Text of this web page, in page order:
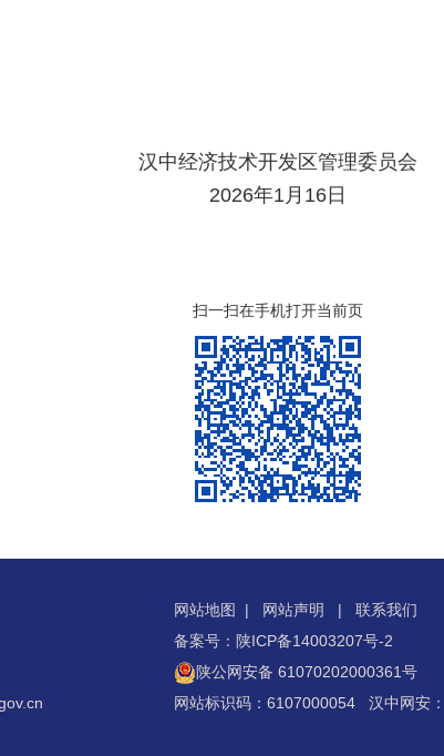
汉中经济技术开发区管理委员会
2026年1月16日
扫一扫在手机打开当前页
网站地图 | 网站声明 | 联系我们
备案号：陕ICP备14003207号-2
陕公网安备 61070202000361号
网站标识码：6107000054 汉中网安